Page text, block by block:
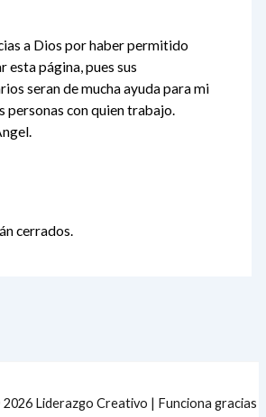
a Dios por haber permitido
esta página, pues sus
seran de mucha ayuda para mi
personas con quien trabajo.
cerrados.
Liderazgo Creativo | Funciona gracias